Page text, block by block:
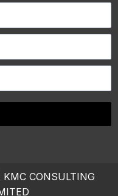
KMC CONSULTING